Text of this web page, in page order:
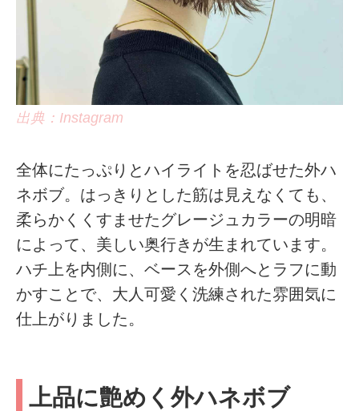
出典：Instagram
全体にたっぷりとハイライトを忍ばせた外ハ
ネボブ。はっきりとした筋は見えなくても、
柔らかくくすませたグレージュカラーの明暗
によって、美しい奥行きが生まれています。
ハチ上を内側に、ベースを外側へとラフに動
かすことで、大人可愛く洗練された雰囲気に
仕上がりました。
上品に艶めく外ハネボブ